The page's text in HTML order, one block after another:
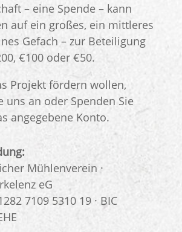
– eine Spende – kann
auf ein großes, ein mittleres
Gefach – zur Beteiligung
€100 oder €50.
Projekt fördern wollen,
uns an oder Spenden Sie
angegebene Konto.
Mühlenverein ·
eG
7109 5310 19 · BIC